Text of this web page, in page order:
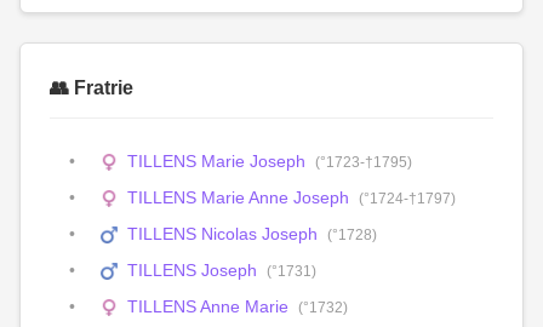
👥 Fratrie
TILLENS Marie Joseph (°1723-†1795)
TILLENS Marie Anne Joseph (°1724-†1797)
TILLENS Nicolas Joseph (°1728)
TILLENS Joseph (°1731)
TILLENS Anne Marie (°1732)